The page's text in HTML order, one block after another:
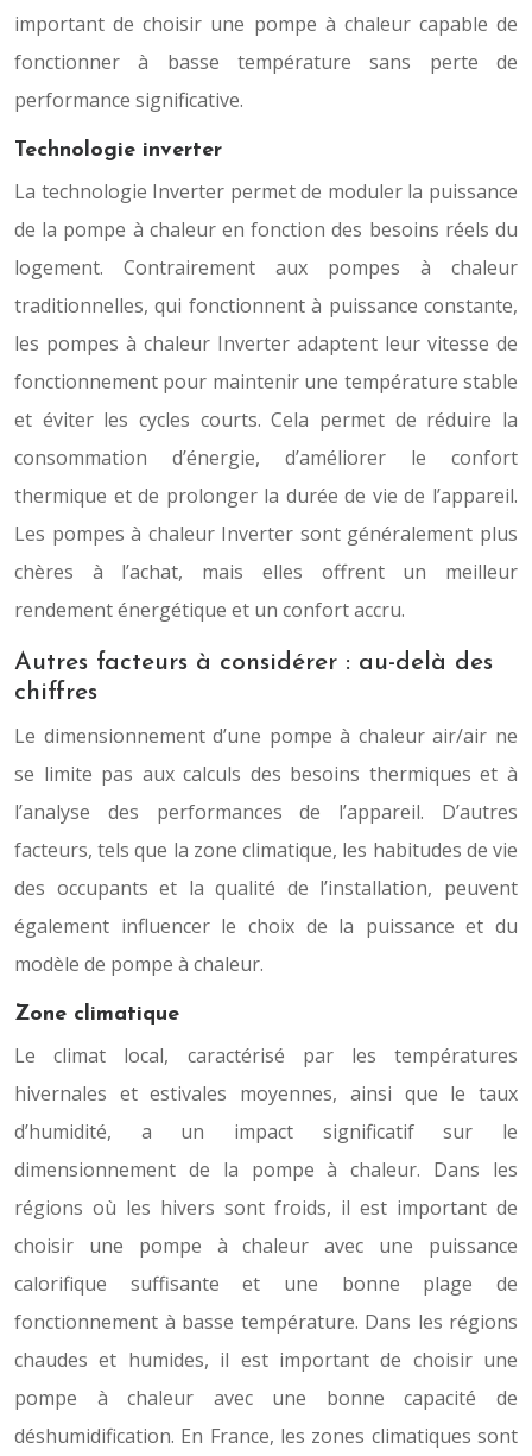
important de choisir une pompe à chaleur capable de
fonctionner à basse température sans perte de
performance significative.
Technologie inverter
La technologie Inverter permet de moduler la puissance
de la pompe à chaleur en fonction des besoins réels du
logement. Contrairement aux pompes à chaleur
traditionnelles, qui fonctionnent à puissance constante,
les pompes à chaleur Inverter adaptent leur vitesse de
fonctionnement pour maintenir une température stable
et éviter les cycles courts. Cela permet de réduire la
consommation d’énergie, d’améliorer le confort
thermique et de prolonger la durée de vie de l’appareil.
Les pompes à chaleur Inverter sont généralement plus
chères à l’achat, mais elles offrent un meilleur
rendement énergétique et un confort accru.
Autres facteurs à considérer : au-delà des
chiffres
Le dimensionnement d’une pompe à chaleur air/air ne
se limite pas aux calculs des besoins thermiques et à
l’analyse des performances de l’appareil. D’autres
facteurs, tels que la zone climatique, les habitudes de vie
des occupants et la qualité de l’installation, peuvent
également influencer le choix de la puissance et du
modèle de pompe à chaleur.
Zone climatique
Le climat local, caractérisé par les températures
hivernales et estivales moyennes, ainsi que le taux
d’humidité, a un impact significatif sur le
dimensionnement de la pompe à chaleur. Dans les
régions où les hivers sont froids, il est important de
choisir une pompe à chaleur avec une puissance
calorifique suffisante et une bonne plage de
fonctionnement à basse température. Dans les régions
chaudes et humides, il est important de choisir une
pompe à chaleur avec une bonne capacité de
déshumidification. En France, les zones climatiques sont